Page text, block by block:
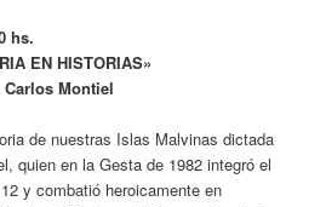
hs.
EN HISTORIAS»
Carlos Montiel
de nuestras Islas Malvinas dictada
quien en la Gesta de 1982 integró el
y combatió heroicamente en